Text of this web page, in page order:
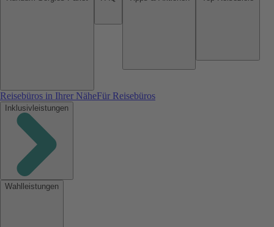
Reisebüros in Ihrer NäheFür Reisebüros
Inklusivleistungen
Wahlleistungen